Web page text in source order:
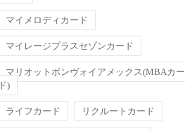
マイメロディカード
マイレージプラスセゾンカード
マリオットボンヴォイアメックス(MBAカー
ド)
ライフカード リクルートカード